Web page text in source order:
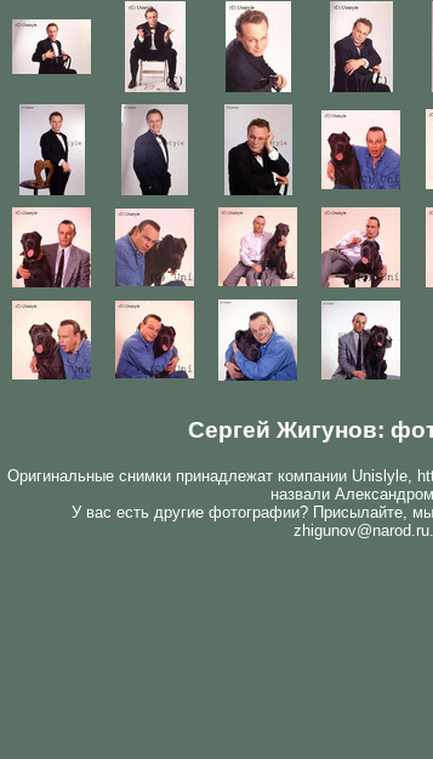
Сергей Жигунов:
Оригинальные снимки принадлежат компании Unislyle,
назвали
У вас есть другие фотографии? Присылайте,
zhigunov@narod.ru.